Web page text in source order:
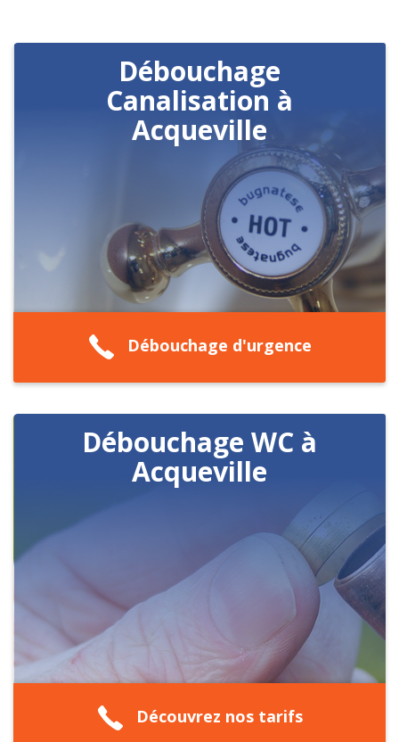
Débouchage
Canalisation à
Acqueville
Débouchage d'urgence
Débouchage WC à
Acqueville
Découvrez nos tarifs